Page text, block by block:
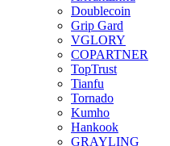
Doublecoin
Grip Gard
VGLORY
COPARTNER
TopTrust
Tianfu
Tornado
Kumho
Hankook
GRAYLING